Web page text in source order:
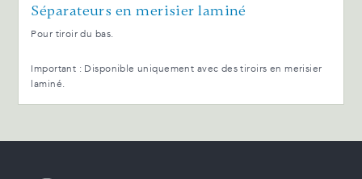
Séparateurs en merisier laminé
Pour tiroir du bas.
Important : Disponible uniquement avec des tiroirs en merisier
laminé.